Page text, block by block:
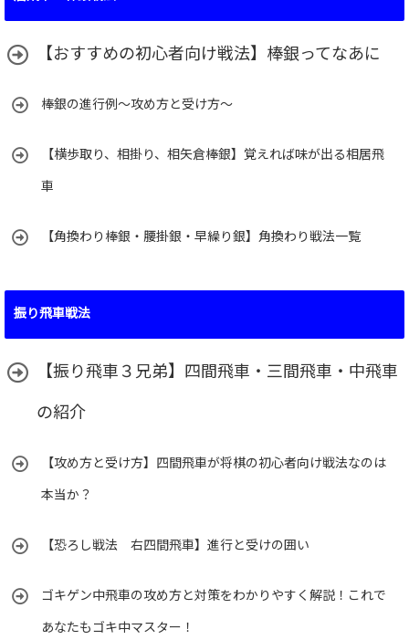
【おすすめの初心者向け戦法】棒銀ってなあに
棒銀の進行例～攻め方と受け方～
【横歩取り、相掛り、相矢倉棒銀】覚えれば味が出る相居飛
車
【角換わり棒銀・腰掛銀・早繰り銀】角換わり戦法一覧
振り飛車戦法
【振り飛車３兄弟】四間飛車・三間飛車・中飛車
の紹介
【攻め方と受け方】四間飛車が将棋の初心者向け戦法なのは
本当か？
【恐ろし戦法 右四間飛車】進行と受けの囲い
ゴキゲン中飛車の攻め方と対策をわかりやすく解説！これで
あなたもゴキ中マスター！